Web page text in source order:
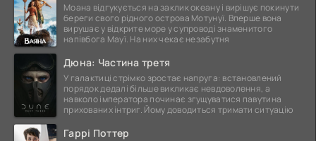
Моана відгукується на заклик океану і вирішує покинути
береги свого рідного острова Мотунуї. Вперше вона
вирушає у відкрите море у супроводі знаменитого
напівбога Мауї. На них чекає незабутня
Дюна: Частина третя
У галактиці стрімко зростає напруга: встановлений
порядок дедалі більше викликає невдоволення, а
навколо імператора починає згущуватися павутина
прихованих інтриг. Йому доводиться тримати ситуацію
Гаррі Поттер